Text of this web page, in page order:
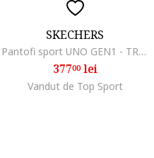
SKECHERS
Pantofi sport UNO GEN1 - TRENDY JEWELS 310562LWGD
37700lei
Vandut de Top Sport